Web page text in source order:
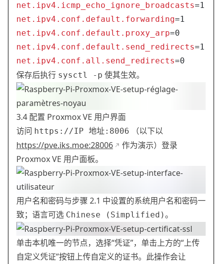
net.ipv4.icmp_echo_ignore_broadcasts=1
net.ipv4.conf.default.forwarding=1
net.ipv4.conf.default.proxy_arp=0
net.ipv4.conf.default.send_redirects=1
net.ipv4.conf.all.send_redirects=0
保存后执行 sysctl -p 使其生效。
3.4 配置 Proxmox VE 用户界面
访问 https://IP 地址:8006
（以下以
https://pve.iks.moe:28006
作为演示）登录
Proxmox VE 用户面板。
用户名和密码与步骤 2.1 中设置的系统用户名和密码一
致；语言可选 Chinese (Simplified)。
单击本机唯一的节点，选择“凭证”，单击上方的“上传
自定义凭证”按钮上传自定义的证书。此操作会让